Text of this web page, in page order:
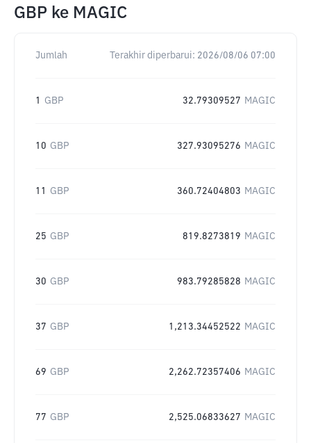
GBP ke MAGIC
Jumlah Terakhir diperbarui: 2026/08/06 07:00
1 GBP 32.79309527 MAGIC
10 GBP 327.93095276 MAGIC
11 GBP 360.72404803 MAGIC
25 GBP 819.8273819 MAGIC
30 GBP 983.79285828 MAGIC
37 GBP 1,213.34452522 MAGIC
69 GBP 2,262.72357406 MAGIC
77 GBP 2,525.06833627 MAGIC